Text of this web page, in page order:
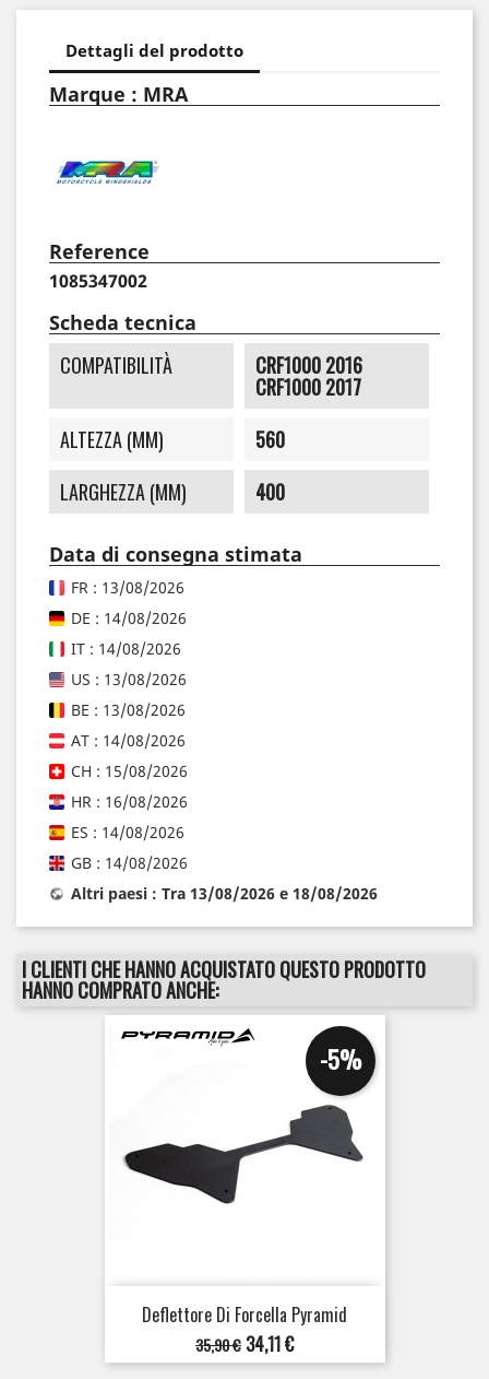
Dettagli del prodotto
Marque : MRA
Reference
1085347002
Scheda tecnica
COMPATIBILITÀ CRF1000 2016
CRF1000 2017
ALTEZZA (MM)
560
LARGHEZZA (MM)
400
Data di consegna stimata
FR : 13/08/2026
DE : 14/08/2026
IT : 14/08/2026
US : 13/08/2026
BE : 13/08/2026
AT : 14/08/2026
CH : 15/08/2026
HR : 16/08/2026
ES : 14/08/2026
GB : 14/08/2026
Altri paesi : Tra 13/08/2026 e 18/08/2026
I CLIENTI CHE HANNO ACQUISTATO QUESTO PRODOTTO
HANNO COMPRATO ANCHE:
Deflettore Di Forcella Pyramid
Prezzo
base
35,90 €
-5%
Prezzo
34,11 €